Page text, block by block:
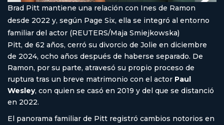
Brad Pitt mantiene una relación con Ines de Ramon
desde 2022 y, según Page Six, ella se integró al entorno
familiar del actor (REUTERS/Maja Smiejkowska)
Pitt, de 62 años, cerró su divorcio de Jolie en diciembre
de 2024, ocho años después de haberse separado. De
Ramon, por su parte, atravesó su propio proceso de
ruptura tras un breve matrimonio con el actor Paul
Wesley, con quien se casó en 2019 y del que se distanció
en 2022.
El panorama familiar de Pitt registró cambios notorios en